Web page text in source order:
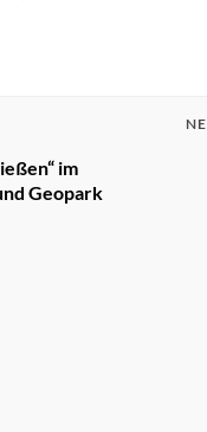
im
Geopark